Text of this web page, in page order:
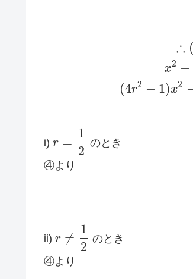
∴ (
x2 −
(4r2 − 1)x2
i) r =
1
2
のとき
④より
ii) r ≠
1
2
のとき
④より